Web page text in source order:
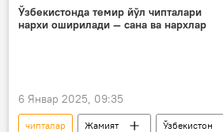
Ўзбекистон
мобил илова
авиарейслар қатнови
поезд қатнови
Ўзбекистонда темир йўл чипталари
нархи оширилади — сана ва нархлар
6 Январ 2025, 09:35
чипталар Жамият
Ўзбекистон